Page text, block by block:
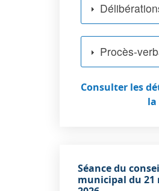
Procès-
Consulter les
la
Séance du
municipal du 21